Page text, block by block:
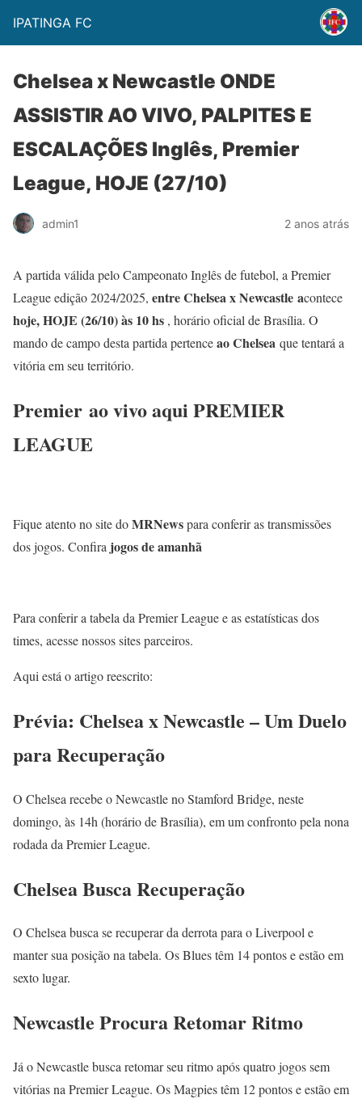
IPATINGA FC
Chelsea x Newcastle ONDE
ASSISTIR AO VIVO, PALPITES E
ESCALAÇÕES Inglês, Premier
League, HOJE (27/10)
admin1 2 anos atrás
A partida válida pelo Campeonato Inglês de futebol, a Premier
League edição 2024/2025, entre Chelsea x Newcastle acontece
hoje, HOJE (26/10) às 10 hs , horário oficial de Brasília. O
mando de campo desta partida pertenceao Chelsea que tentará a
vitória em seu território.
Premier ao vivo aqui PREMIER
LEAGUE
Fique atento no site doMRNewspara conferir as transmissões
dos jogos. Confira jogos de amanhã
Para conferir a tabela da Premier League e as estatísticas dos
times, acesse nossos sites parceiros.
Aqui está o artigo reescrito:
Prévia: Chelsea x Newcastle – Um Duelo
para Recuperação
O Chelsea recebe o Newcastle no Stamford Bridge, neste
domingo, às 14h (horário de Brasília), em um confronto pela nona
rodada da Premier League.
Chelsea Busca Recuperação
O Chelsea busca se recuperar da derrota para o Liverpool e
manter sua posição na tabela. Os Blues têm 14 pontos e estão em
sexto lugar.
Newcastle Procura Retomar Ritmo
Já o Newcastle busca retomar seu ritmo após quatro jogos sem
vitórias na Premier League. Os Magpies têm 12 pontos e estão em